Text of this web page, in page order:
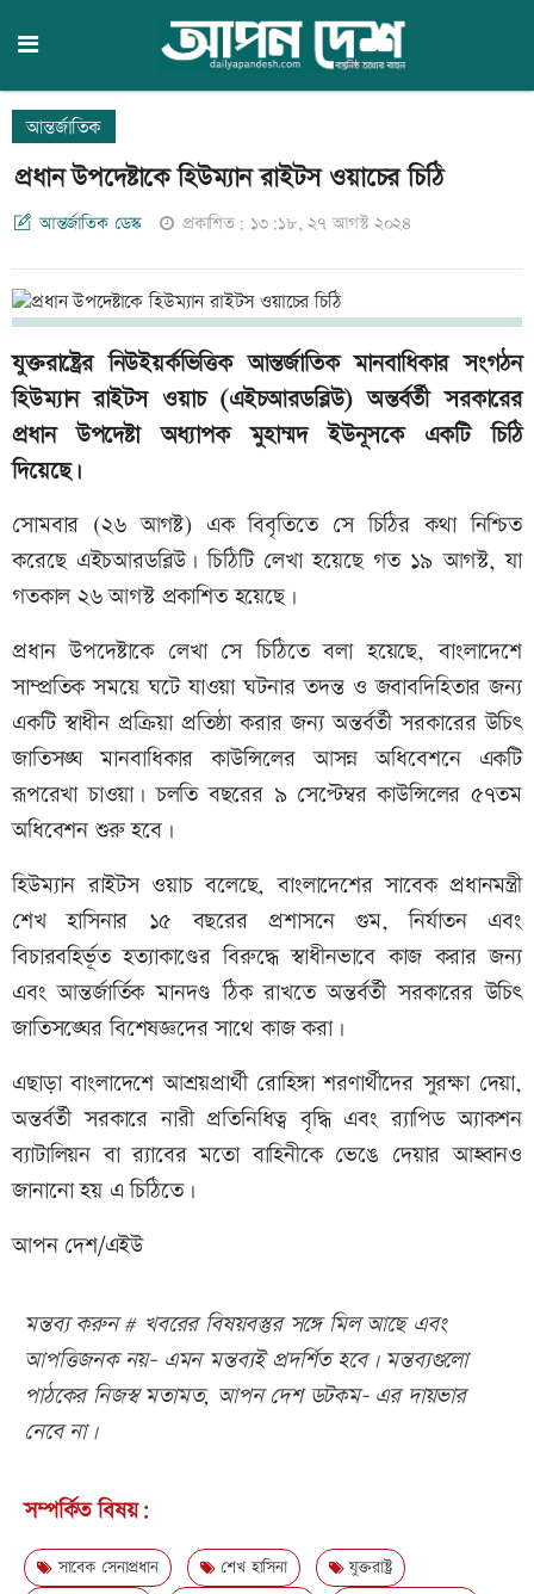
আন্তর্জাতিক
প্রধান উপদেষ্টাকে হিউম্যান রাইটস ওয়াচের চিঠি
আন্তর্জাতিক ডেস্ক প্রকাশিত: ১৩:১৮, ২৭ আগস্ট ২০২৪
যুক্তরাষ্ট্রের নিউইয়র্কভিত্তিক আন্তর্জাতিক মানবাধিকার সংগঠন
হিউম্যান রাইটস ওয়াচ (এইচআরডব্লিউ) অন্তর্বর্তী সরকারের
প্রধান উপদেষ্টা অধ্যাপক মুহাম্মদ ইউনূসকে একটি চিঠি
দিয়েছে।
সোমবার (২৬ আগষ্ট) এক বিবৃতিতে সে চিঠির কথা নিশ্চিত
করেছে এইচআরডব্লিউ। চিঠিটি লেখা হয়েছে গত ১৯ আগস্ট, যা
গতকাল ২৬ আগস্ট প্রকাশিত হয়েছে।
প্রধান উপদেষ্টাকে লেখা সে চিঠিতে বলা হয়েছে, বাংলাদেশে
সাম্প্রতিক সময়ে ঘটে যাওয়া ঘটনার তদন্ত ও জবাবদিহিতার জন্য
একটি স্বাধীন প্রক্রিয়া প্রতিষ্ঠা করার জন্য অন্তর্বর্তী সরকারের উচিৎ
জাতিসঙ্ঘ মানবাধিকার কাউন্সিলের আসন্ন অধিবেশনে একটি
রূপরেখা চাওয়া। চলতি বছরের ৯ সেপ্টেম্বর কাউন্সিলের ৫৭তম
অধিবেশন শুরু হবে।
হিউম্যান রাইটস ওয়াচ বলেছে, বাংলাদেশের সাবেক প্রধানমন্ত্রী
শেখ হাসিনার ১৫ বছরের প্রশাসনে গুম, নির্যাতন এবং
বিচারবহির্ভূত হত্যাকাণ্ডের বিরুদ্ধে স্বাধীনভাবে কাজ করার জন্য
এবং আন্তর্জার্তিক মানদণ্ড ঠিক রাখতে অন্তর্বর্তী সরকারের উচিৎ
জাতিসঙ্ঘের বিশেষজ্ঞদের সাথে কাজ করা।
এছাড়া বাংলাদেশে আশ্রয়প্রার্থী রোহিঙ্গা শরণার্থীদের সুরক্ষা দেয়া,
অন্তর্বর্তী সরকারে নারী প্রতিনিধিত্ব বৃদ্ধি এবং র‌্যাপিড অ্যাকশন
ব্যাটালিয়ন বা র‍্যাবের মতো বাহিনীকে ভেঙে দেয়ার আহ্বানও
জানানো হয় এ চিঠিতে।
আপন দেশ/এইউ
মন্তব্য করুন # খবরের বিষয়বস্তুর সঙ্গে মিল আছে এবং
আপত্তিজনক নয়- এমন মন্তব্যই প্রদর্শিত হবে। মন্তব্যগুলো
পাঠকের নিজস্ব মতামত, আপন দেশ ডটকম- এর দায়ভার
নেবে না।
সম্পর্কিত বিষয়:
সাবেক সেনাপ্রধান শেখ হাসিনা
যুক্তরাষ্ট্র